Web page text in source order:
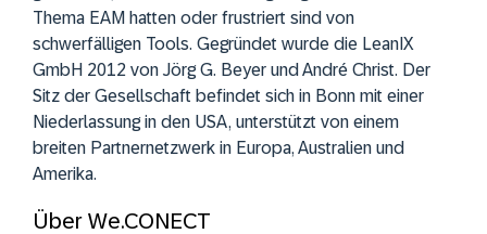
Thema EAM hatten oder frustriert sind von
schwerfälligen Tools. Gegründet wurde die LeanIX
GmbH 2012 von Jörg G. Beyer und André Christ. Der
Sitz der Gesellschaft befindet sich in Bonn mit einer
Niederlassung in den USA, unterstützt von einem
breiten Partnernetzwerk in Europa, Australien und
Amerika.
Über We.CONECT